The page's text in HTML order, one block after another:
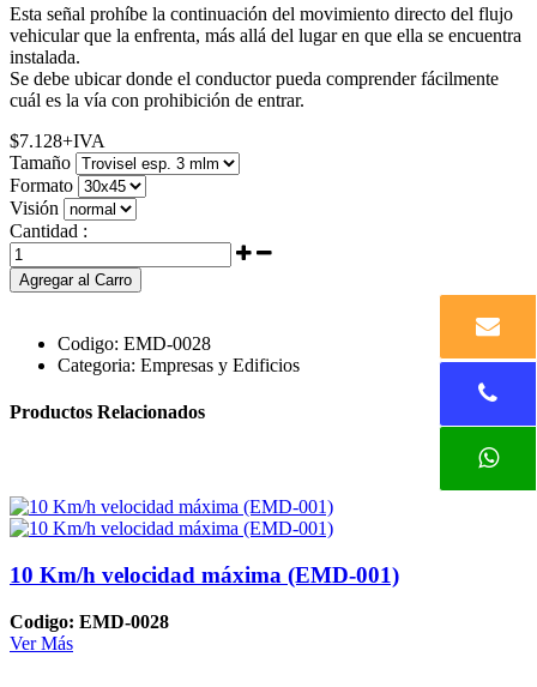
Esta señal prohíbe la continuación del movimiento directo del flujo
vehicular que la enfrenta, más allá del lugar en que ella se encuentra
instalada.
Se debe ubicar donde el conductor pueda comprender fácilmente
cuál es la vía con prohibición de entrar.
$7.128+IVA
Tamaño
Formato
Visión
Cantidad :
Agregar al Carro
Codigo: EMD-0028
Categoria: Empresas y Edificios
Productos Relacionados
10 Km/h velocidad máxima (EMD-001)
Codigo: EMD-0028
Ver Más